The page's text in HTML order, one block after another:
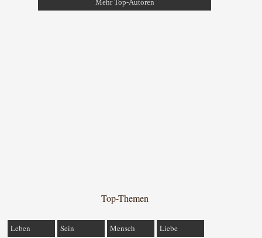
Mehr Top-Autoren
Top-Themen
Leben Sein Mensch Liebe